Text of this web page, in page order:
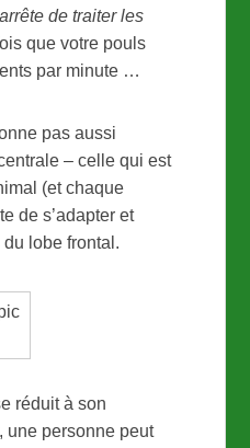
arrête de traiter les
que votre pouls
par minute …
pas aussi
– celle qui est
(et chaque
de s’adapter et
du lobe frontal.
réduit à son
une personne peut